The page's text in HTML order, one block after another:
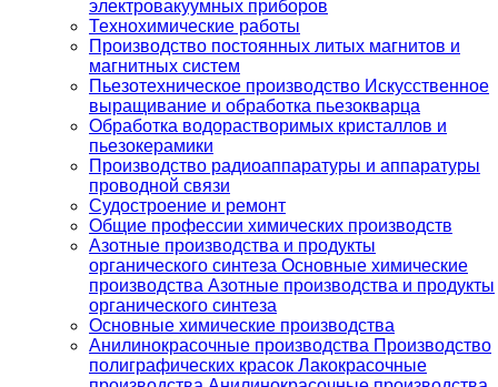
электровакуумных приборов
Технохимические работы
Производство постоянных литых магнитов и
магнитных систем
Пьезотехническое производство Искусственное
выращивание и обработка пьезокварца
Обработка водорастворимых кристаллов и
пьезокерамики
Производство радиоаппаратуры и аппаратуры
проводной связи
Судостроение и ремонт
Общие профессии химических производств
Азотные производства и продукты
органического синтеза Основные химические
производства Азотные производства и продукты
органического синтеза
Основные химические производства
Анилинокрасочные производства Производство
полиграфических красок Лакокрасочные